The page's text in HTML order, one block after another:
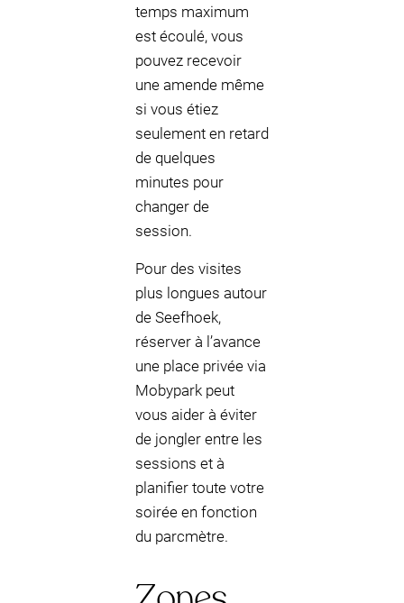
temps maximum
est écoulé, vous
pouvez recevoir
une amende même
si vous étiez
seulement en retard
de quelques
minutes pour
changer de
session.
Pour des visites
plus longues autour
de Seefhoek,
réserver à l’avance
une place privée via
Mobypark peut
vous aider à éviter
de jongler entre les
sessions et à
planifier toute votre
soirée en fonction
du parcmètre.